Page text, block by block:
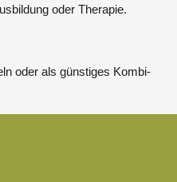
oder Therapie.
oder als günstiges Kombi-